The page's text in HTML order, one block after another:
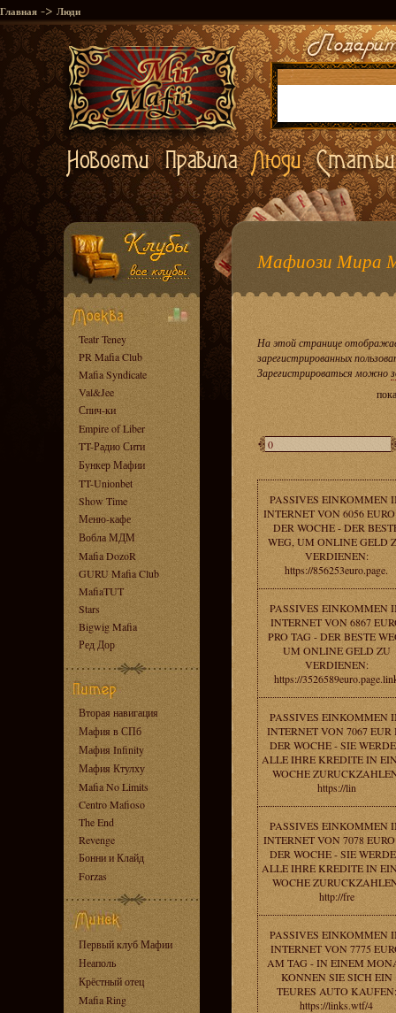
Главная -> Люди
Teatr Teney
PR Mafia Club
Mafia Syndicate
Val&Jee
Спич-ки
Empire of Liber
TT-Радио Сити
Бункер Мафии
TT-Unionbet
Show Time
Меню-кафе
Вобла МДМ
Mafia DozoR
GURU Mafia Club
MafiaTUT
Stars
Bigwig Mafia
Ред Дор
Вторая навигация
Мафия в СПб
Мафия Infinity
Мафия Ктулху
Mafia No Limits
Centro Mafioso
The End
Revenge
Бонни и Клайд
Forzas
Первый клуб Мафии
Неаполь
Крёстный отец
Mafia Ring
Мафиози Мира
На этой странице
зарегистрированных
Зарегистрироваться можно
PASSIVES EINKOMMEN
INTERNET VON 6056
DER WOCHE - DER
WEG, UM ONLINE GELD
VERDIENEN:
https://856253euro.page.
PASSIVES EINKOMMEN
INTERNET VON 6867
PRO TAG - DER BESTE
UM ONLINE GELD ZU
VERDIENEN:
https://
PASSIVES EINKOMMEN
INTERNET VON 7067 EUR
DER WOCHE - SIE
ALLE IHRE KREDITE IN
WOCHE
https://lin
PASSIVES EINKOMMEN
INTERNET VON 7078
DER WOCHE - SIE
ALLE IHRE KREDITE IN
WOCHE
http://fre
PASSIVES EINKOMMEN
INTERNET VON 7775
AM TAG - IN EINEM
KONNEN SIE SICH EIN
TEURES AUTO KAUFEN:
https://links.wtf/4